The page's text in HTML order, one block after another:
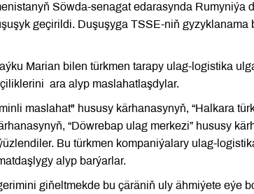
Söwda-senagat edarasynda Rumyniýa
geçirildi. Duşuşyga TSSE-niň gyzyklanama
Marian bilen türkmen tarapy ulag-logistika
ara alyp maslahatlaşdylar.
maslahat" hususy kärhanasynyň, “Halkara
“Döwrebap ulag merkezi” hususy
Bu türkmen kompaniýalary ulag-
alyp barýarlar.
giňeltmekde bu çäräniň uly ähmiýete eýe